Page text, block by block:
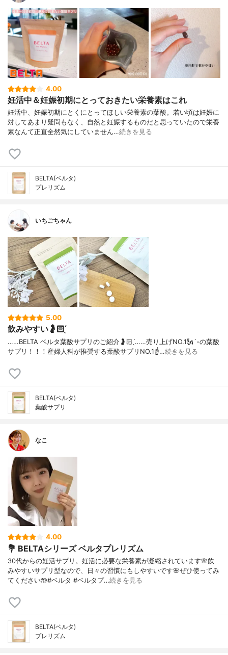
4.00
妊活中＆妊娠初期にとっておきたい栄養素はこれ
妊活中、妊娠初期にとくにとってほしい栄養素の葉酸。若い頃は妊娠に
対してあまり疑問もなく、自然と妊娠するものだと思っていたので栄養
素なんて正直全然気にしていません…続きを見る
BELTA(ベルタ)
プレリズム
いちごちゃん
5.00
飲みやすい🤰🏻 ̖́
……⁡⁡BELTA ベルタ⁡⁡葉酸サプリ⁡⁡のご紹介🤰🏻 ̖́⁡⁡……⁡⁡売り上げNO.1🗽´-⁡⁡の葉酸
サプリ！！！⁡⁡産婦人科が推奨する葉酸サプリNO.1☝…続きを見る
BELTA(ベルタ)
葉酸サプリ
なこ
4.00
💐 BELTAシリーズ ベルタプレリズム
30代からの妊活サプリ。妊活に必要な栄養素が凝縮されています🌸飲
みやすいサプリ型なので、日々の習慣にもしやすいです🌸ぜひ使ってみ
てください🤲#ベルタ #ベルタプ…続きを見る
BELTA(ベルタ)
プレリズム